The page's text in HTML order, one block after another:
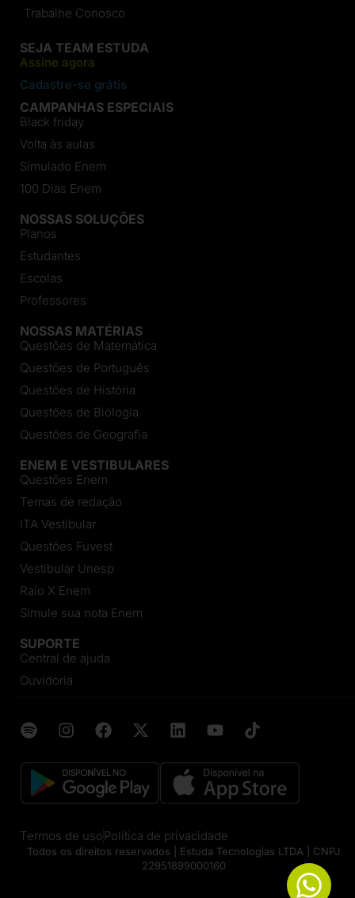
Trabalhe Conosco
SEJA TEAM ESTUDA
Assine agora
Cadastre-se grátis
CAMPANHAS ESPECIAIS
Black friday
Volta às aulas
Simulado Enem
100 Dias Enem
NOSSAS SOLUÇÕES
Planos
Estudantes
Escolas
Professores
NOSSAS MATÉRIAS
Questões de Matemática
Questões de Português
Questões de História
Questões de Biologia
Questões de Geografia
ENEM E VESTIBULARES
Questões Enem
Temas de redação
ITA Vestibular
Questões Fuvest
Vestibular Unesp
Raio X Enem
Simule sua nota Enem
SUPORTE
Central de ajuda
Ouvidoria
Termos de usoPolítica de privacidade
Todos os direitos reservados | Estuda Tecnologias LTDA | CNPJ
22951899000160